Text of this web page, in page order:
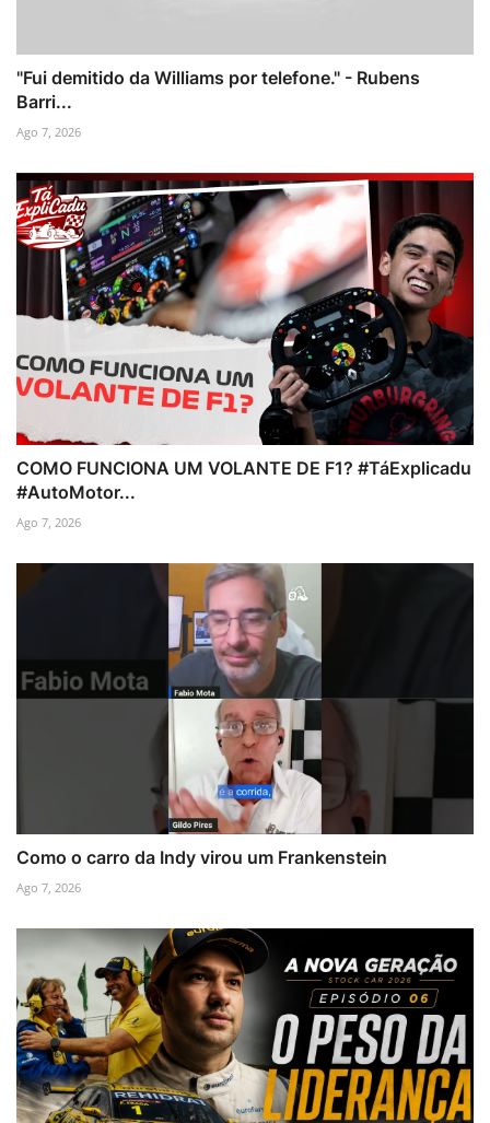
"Fui demitido da Williams por telefone." - Rubens
Barri...
Ago 7, 2026
COMO FUNCIONA UM VOLANTE DE F1? #TáExplicadu
#AutoMotor...
Ago 7, 2026
Como o carro da Indy virou um Frankenstein
Ago 7, 2026